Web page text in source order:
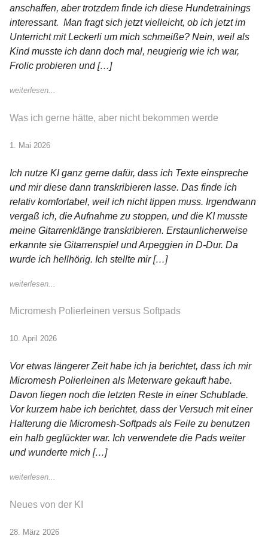
anschaffen, aber trotzdem finde ich diese Hundetrainings
interessant. Man fragt sich jetzt vielleicht, ob ich jetzt im
Unterricht mit Leckerli um mich schmeiße? Nein, weil als
Kind musste ich dann doch mal, neugierig wie ich war,
Frolic probieren und […]
weiterlesen...
Was ich gerne hätte, aber nicht bekommen werde
1. Mai 2026
Ich nutze KI ganz gerne dafür, dass ich Texte einspreche
und mir diese dann transkribieren lasse. Das finde ich
relativ komfortabel, weil ich nicht tippen muss. Irgendwann
vergaß ich, die Aufnahme zu stoppen, und die KI musste
meine Gitarrenklänge transkribieren. Erstaunlicherweise
erkannte sie Gitarrenspiel und Arpeggien in D-Dur. Da
wurde ich hellhörig. Ich stellte mir […]
weiterlesen...
Micromesh Polierleinen versus Softpads
10. April 2026
Vor etwas längerer Zeit habe ich ja berichtet, dass ich mir
Micromesh Polierleinen als Meterware gekauft habe.
Davon liegen noch die letzten Reste in einer Schublade.
Vor kurzem habe ich berichtet, dass der Versuch mit einer
Halterung die Micromesh-Softpads als Feile zu benutzen
ein halb geglückter war. Ich verwendete die Pads weiter
und wunderte mich […]
weiterlesen...
Neues von der KI
28. März 2026